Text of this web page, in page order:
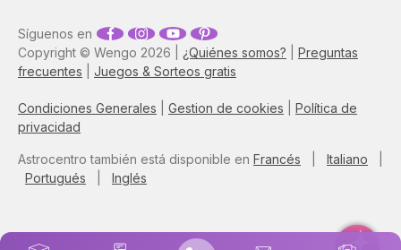
Copyright © Wengo 2026 | ¿Quiénes somos?
Preguntas
frecuentes
Juegos & Sorteos gratis
Condiciones Generales Gestion de cookies
Política de
privacidad
Síguenos en
Astrocentro también está disponible en Francés Italiano
Portugués
Inglés